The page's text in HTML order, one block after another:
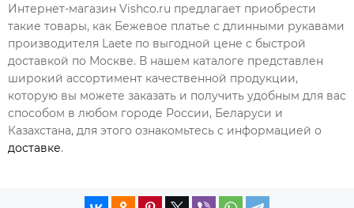
Интернет-магазин Vishco.ru предлагает приобрести
такие товары, как Бежевое платье с длинными рукавами
производителя Laete по выгодной цене с быстрой
доставкой по Москве. В нашем каталоге представлен
широкий ассортимент качественной продукции,
которую вы можете заказать и получить удобным для вас
способом в любом городе России, Беларуси и
Казахстана, для этого ознакомьтесь с информацией о
доставке.